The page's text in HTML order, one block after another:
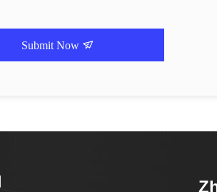
Submit Now